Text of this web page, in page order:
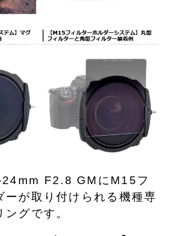
F2.8 GMにM15フ
ーが取り付けられる機種専
グです。